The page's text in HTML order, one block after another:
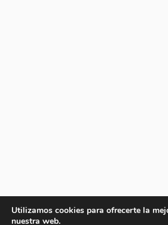
Utilizamos cookies para ofrecerte la
nuestra web.